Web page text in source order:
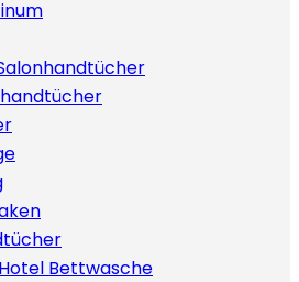
Bettwasche